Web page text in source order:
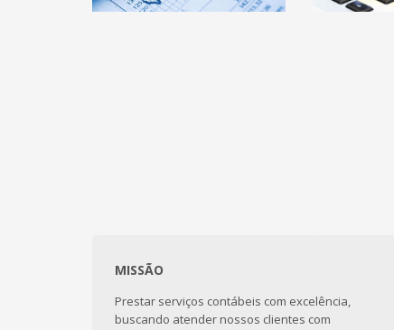
MISSÃO
Prestar serviços contábeis com excelência,
buscando atender nossos clientes com